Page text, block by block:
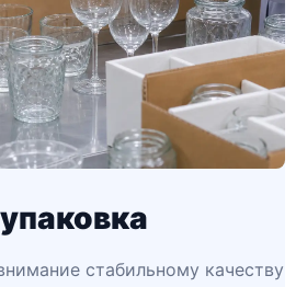
стабильному качеству